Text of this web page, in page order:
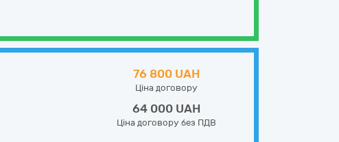
76 800 UAH
Ціна договору
64 000 UAH
Ціна договору без ПДВ